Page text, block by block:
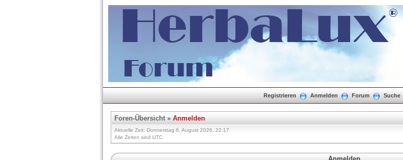
Registrieren Anmelden Forum Suche
Foren-Übersicht» Anmelden
Aktuelle Zeit: Donnerstag 6. August 2026, 22:17
Alle Zeiten sind UTC